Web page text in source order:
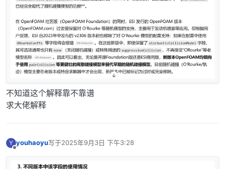
不知道这个解释靠不靠谱
求大佬解释
Y youhaoyu写于2025年9月3日 下午3:28
最后由 编辑